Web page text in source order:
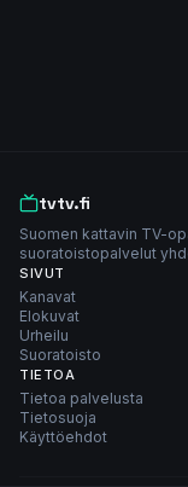
tvtv.fi
Suomen kattavin TV-
suoratoistopalvelut
SIVUT
Kanavat
Elokuvat
Urheilu
Suoratoisto
TIETOA
Tietoa palvelusta
Tietosuoja
Käyttöehdot